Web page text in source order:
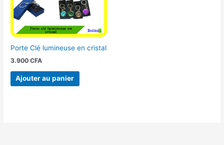
Porte Clé lumineuse en cristal
3.900CFA
Ajouter au panier